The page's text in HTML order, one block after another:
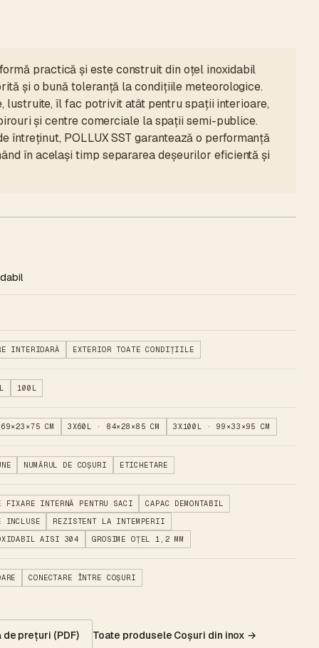
practică și este construit din oțel inoxidabil
și o bună toleranță la condițiile meteorologice.
lustruite, îl fac potrivit atât pentru spații interioare,
și centre comerciale la spații semi-publice.
întreținut, POLLUX SST garantează o performanță
în același timp separarea deșeurilor eficientă și
INTERIOARĂ EXTERIOR TOATE CONDIȚIILE
100L
CM 3X60L · 84×28×85 CM 3X100L · 99×33×95 CM
NUMĂRUL DE COȘURI ETICHETARE
FIXARE INTERNĂ PENTRU SACI
CAPAC DEMONTABIL
INCLUSE
REZISTENT LA INTEMPERII
AISI 304
GROSIME OȚEL 1,2 MM
CONECTARE ÎNTRE COȘURI
de prețuri (PDF) Toate produsele Coșuri din inox →